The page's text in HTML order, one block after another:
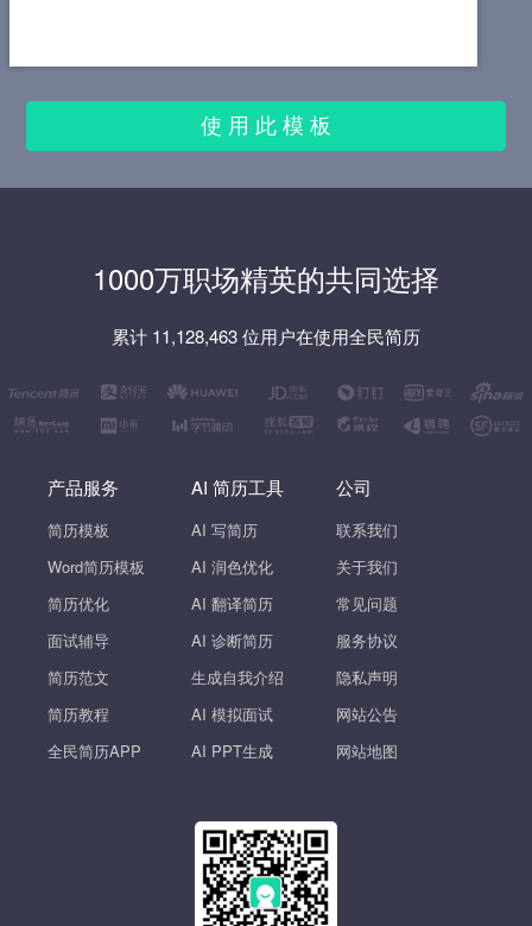
使 用 此 模 板
1000万职场精英的共同选择
累计 11,128,463 位用户在使用全民简历
产品服务
简历模板
Word简历模板
简历优化
面试辅导
简历范文
简历教程
全民简历APP
AI 简历工具
AI 写简历
AI 润色优化
AI 翻译简历
AI 诊断简历
生成自我介绍
AI 模拟面试
AI PPT生成
公司
联系我们
关于我们
常见问题
服务协议
隐私声明
网站公告
网站地图